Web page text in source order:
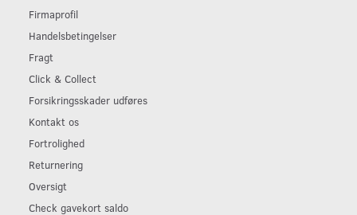
Firmaprofil
Handelsbetingelser
Fragt
Click & Collect
Forsikringsskader udføres
Kontakt os
Fortrolighed
Returnering
Oversigt
Check gavekort saldo